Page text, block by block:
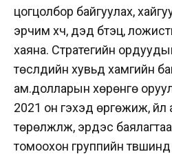
цогцолбор байгуулах,
эрчим хүч, дэд бүтэц,
хаяна. Стратегийн
төслүүдийн хувьд хамгийн
ам.долларын хөрөнгө
2021 он гэхэд өргөжиж, үйл
төрөлжүүлж, эрдэс
томоохон группийн